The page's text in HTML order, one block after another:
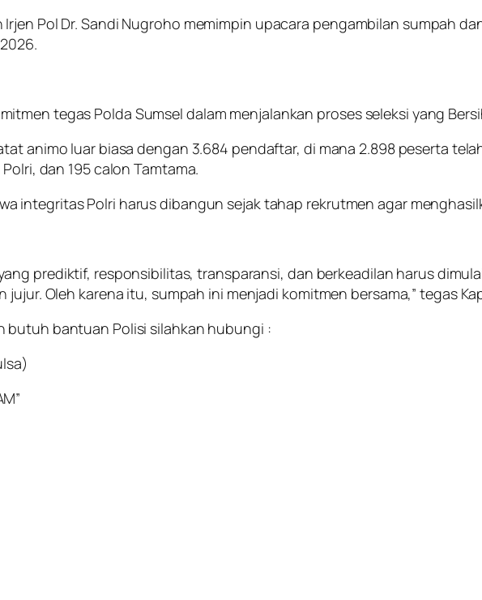
Irjen Pol Dr. Sandi Nugroho memimpin upacara pengambilan sumpah
tegas Polda Sumsel dalam menjalankan proses seleksi yang
animo luar biasa dengan 3.684 pendaftar, di mana 2.898 peserta
dan 195 calon Tamtama.
integritas Polri harus dibangun sejak tahap rekrutmen agar
prediktif, responsibilitas, transparansi, dan berkeadilan harus
Oleh karena itu, sumpah ini menjadi komitmen bersama,” tegas
butuh bantuan Polisi silahkan hubungi :